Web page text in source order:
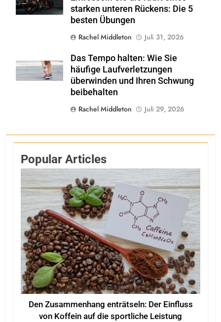
starken unteren Rückens: Die 5
besten Übungen
Rachel Middleton
Juli 31, 2026
Shutterstock
Das Tempo halten: Wie Sie
häufige Laufverletzungen
überwinden und Ihren Schwung
beibehalten
Rachel Middleton
Juli 29, 2026
Popular Articles
Den Zusammenhang enträtseln: Der Einfluss
von Koffein auf die sportliche Leistung